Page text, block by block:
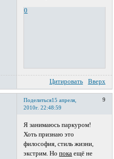
0
Цитировать Вверх
Поделиться 9
15 апреля,
2010г. 22:48:59
Я занимаюсь паркуром!
Хоть признаю это
философия, стиль жизни,
экстрим. Нопока ещё не